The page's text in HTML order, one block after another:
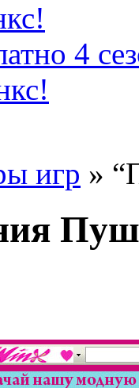
4
игр »